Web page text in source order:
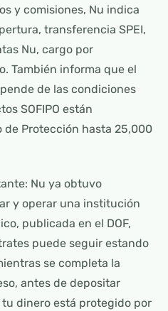
y comisiones, Nu indica
transferencia SPEI,
Nu, cargo por
También informa que el
de las condiciones
SOFIPO están
de Protección hasta 25,000
Nu ya obtuvo
y operar una institución
publicada en el DOF,
puede seguir estando
se completa la
antes de depositar
dinero está protegido por